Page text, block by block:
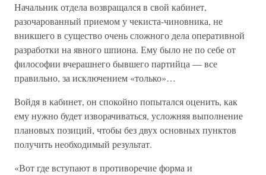
Начальник отдела возвращался в свой кабинет,
разочарованный приемом у чекиста-чиновника, не
вникшего в существо очень сложного дела оперативной
разработки на явного шпиона. Ему было не по себе от
философии вчерашнего бывшего партийца — все
правильно, за исключением «только»…
Войдя в кабинет, он спокойно попытался оценить, как
ему нужно будет изворачиваться, усложняя выполнение
плановых позиций, чтобы без двух основных пунктов
получить необходимый результат.
«Вот где вступают в противоречие форма и